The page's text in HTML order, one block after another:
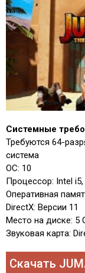
Системные
Требуются 64-
система
ОС: 10
Процессор: Intel
Оперативная
DirectX: Версии 11
Место на диске: 5
Звуковая карта:
Скачать